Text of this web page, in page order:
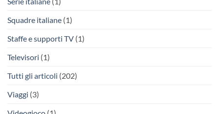
Squadre italiane (1)
Staffe e supporti TV (1)
Televisori (1)
Tutti gli articoli (202)
Viaggi (3)